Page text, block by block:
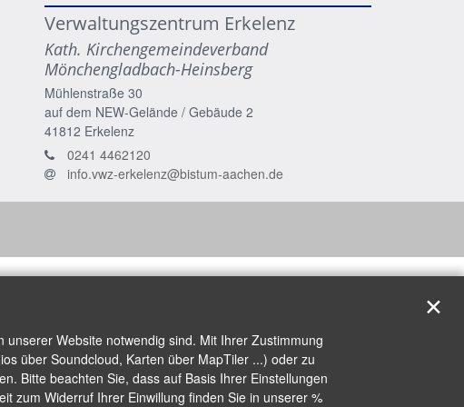
Verwaltungszentrum Erkelenz
Kath. Kirchengemeindeverband
Mönchengladbach-Heinsberg
Mühlenstraße 30
auf dem NEW-Gelände / Gebäude 2
41812 Erkelenz
0241 4462120
info.vwz-erkelenz@bistum-aachen.de
Website notwendig sind. Mit Ihrer Zustimmung
über Soundcloud, Karten über MapTiler ...) oder zu
Bitte beachten Sie, dass auf Basis Ihrer Einstellungen
zum Widerruf Ihrer Einwillung finden Sie in unserer %
✕